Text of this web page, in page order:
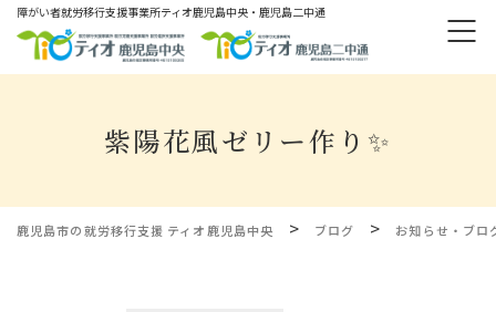
障がい者就労移⾏⽀援事業所ティオ⿅児島中央・鹿児島二中通
紫陽花風ゼリー作り✨
鹿児島市の就労移行支援 ティオ鹿児島中央 > ブログ > お知らせ・ブロ